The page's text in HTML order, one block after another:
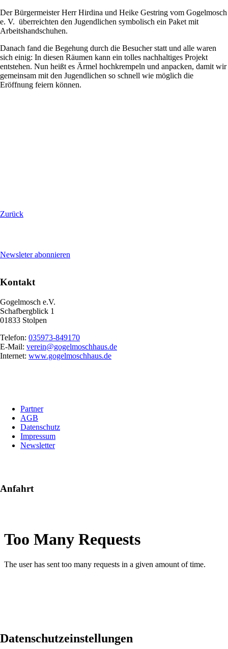
Der Bürgermeister Herr Hirdina und Heike Gestring vom Gogelmosch
e. V. überreichten den Jugendlichen symbolisch ein Paket mit
Arbeitshandschuhen.
Danach fand die Begehung durch die Besucher statt und alle waren
sich einig: In diesen Räumen kann ein tolles nachhaltiges Projekt
entstehen. Nun heißt es Ärmel hochkrempeln und anpacken, damit wir
gemeinsam mit den Jugendlichen so schnell wie möglich die
Eröffnung feiern können.
Zurück
Newsleter abonnieren
Kontakt
Gogelmosch e.V.
Schafbergblick 1
01833 Stolpen
Telefon: 035973-849170
E-Mail: verein@gogelmoschhaus.de
Internet: www.gogelmoschhaus.de
überspringen
Partner
AGB
Datenschutz
Impressum
Newsletter
Anfahrt
Datenschutzeinstellungen